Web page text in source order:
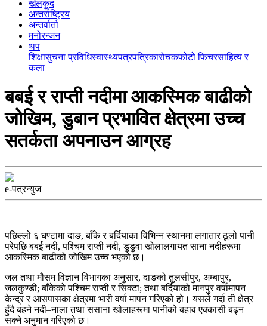
खेलकुद
अन्तर्राष्ट्रिय
अन्तर्वार्ता
मनोरन्जन
थप
शिक्षासुचना प्रविधिस्वास्थ्यपत्रपत्रिकारोचकफोटो फिचरसाहित्य र
कला
बबई र राप्ती नदीमा आकस्मिक बाढीको
जोखिम, डुबान प्रभावित क्षेत्रमा उच्च
सतर्कता अपनाउन आग्रह
e-पत्रन्युज
पछिल्लो ६ घण्टामा दाङ, बाँके र बर्दियाका विभिन्न स्थानमा लगातार ठूलो पानी
परेपछि बबई नदी, पश्चिम राप्ती नदी, डुडुवा खोलालगायत साना नदीहरूमा
आकस्मिक बाढीको जोखिम उच्च भएको छ।
जल तथा मौसम विज्ञान विभागका अनुसार, दाङको तुलसीपुर, अम्बापुर,
जलकुण्डी; बाँकेको पश्चिम राप्ती र सिक्टा; तथा बर्दियाको मानपुर वर्षामापन
केन्द्र र आसपासका क्षेत्रमा भारी वर्षा मापन गरिएको हो। यसले गर्दा ती क्षेत्र
हुँदै बहने नदी–नाला तथा ससाना खोलाहरूमा पानीको बहाव एक्कासी बढ्न
सक्ने अनुमान गरिएको छ।